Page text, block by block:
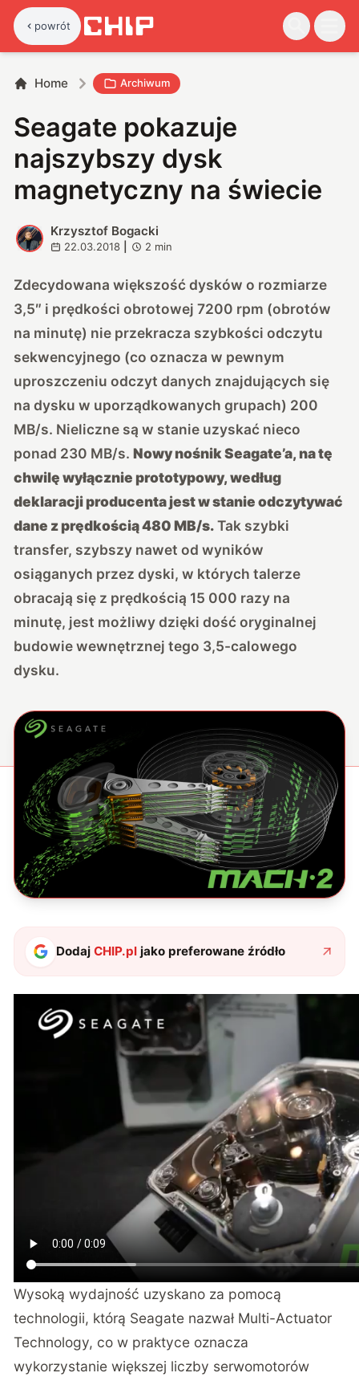
powrót
Home Archiwum
Seagate pokazuje
najszybszy dysk
magnetyczny na świecie
K
Krzysztof Bogacki
22.03.2018 2 min
Zdecydowana większość dysków o rozmiarze
3,5″ i prędkości obrotowej 7200 rpm (obrotów
na minutę) nie przekracza szybkości odczytu
sekwencyjnego (co oznacza w pewnym
uproszczeniu odczyt danych znajdujących się
na dysku w uporządkowanych grupach) 200
MB/s. Nieliczne są w stanie uzyskać nieco
ponad 230 MB/s.Nowy nośnik Seagate’a, na tę
chwilę wyłącznie prototypowy, według
deklaracji producenta jest w stanie odczytywać
dane z prędkością 480 MB/s.Tak szybki
transfer, szybszy nawet od wyników
osiąganych przez dyski, w których talerze
obracają się z prędkością 15 000 razy na
minutę, jest możliwy dzięki dość oryginalnej
budowie wewnętrznej tego 3,5-calowego
dysku.
DodajCHIP.pl jako preferowane źródło
Wysoką wydajność uzyskano za pomocą
technologii, którą Seagate nazwał Multi-Actuator
Technology, co w praktyce oznacza
wykorzystanie większej liczby serwomotorów